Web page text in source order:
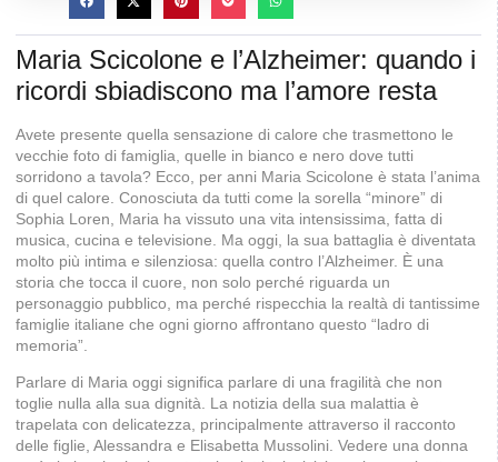
Maria Scicolone e l’Alzheimer: quando i
ricordi sbiadiscono ma l’amore resta
Avete presente quella sensazione di calore che trasmettono le
vecchie foto di famiglia, quelle in bianco e nero dove tutti
sorridono a tavola? Ecco, per anni Maria Scicolone è stata l’anima
di quel calore. Conosciuta da tutti come la sorella “minore” di
Sophia Loren, Maria ha vissuto una vita intensissima, fatta di
musica, cucina e televisione. Ma oggi, la sua battaglia è diventata
molto più intima e silenziosa: quella contro l’Alzheimer. È una
storia che tocca il cuore, non solo perché riguarda un
personaggio pubblico, ma perché rispecchia la realtà di tantissime
famiglie italiane che ogni giorno affrontano questo “ladro di
memoria”.
Parlare di Maria oggi significa parlare di una fragilità che non
toglie nulla alla sua dignità. La notizia della sua malattia è
trapelata con delicatezza, principalmente attraverso il racconto
delle figlie, Alessandra e Elisabetta Mussolini. Vedere una donna